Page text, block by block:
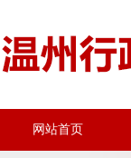
网站首页